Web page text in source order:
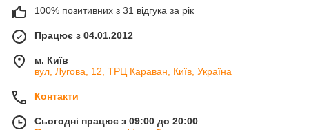
100% позитивних з 31 відгука за рік
Працює з 04.01.2012
м. Київ
вул, Лугова, 12, ТРЦ Караван, Київ, Україна
Контакти
Сьогодні працює з 09:00 до 20:00